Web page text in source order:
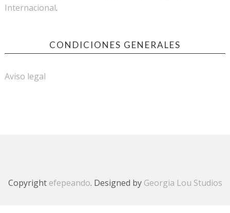
Internacional.
CONDICIONES GENERALES
Aviso legal
Copyright efepeando. Designed by Georgia Lou Studios